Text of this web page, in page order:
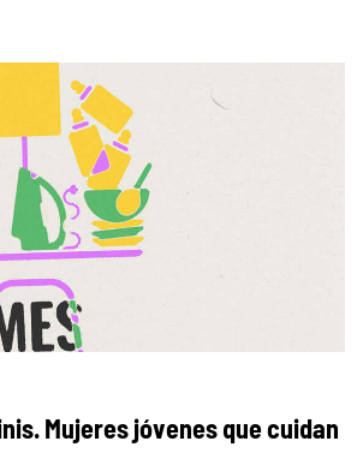
Mujeres jóvenes que cuidan